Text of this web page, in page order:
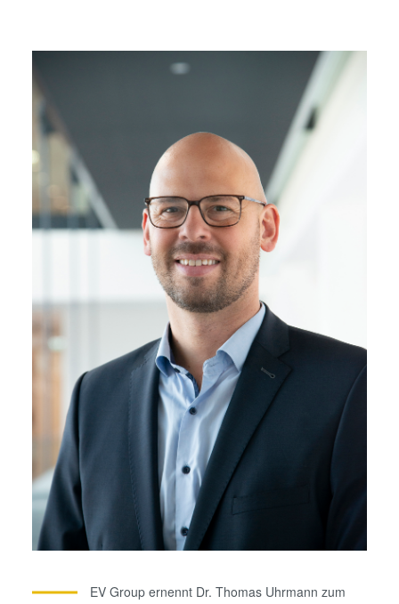
EV Group ernennt Dr. Thomas Uhrmann zum